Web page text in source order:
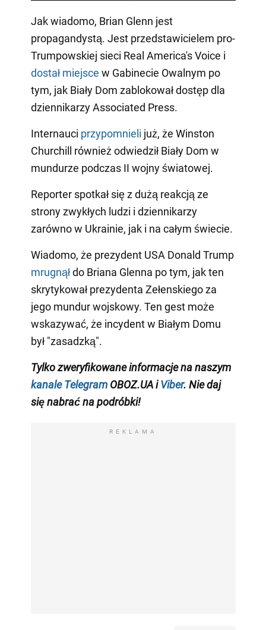
Jak wiadomo, Brian Glenn jest
propagandystą. Jest przedstawicielem pro-
Trumpowskiej sieci Real America's Voice i
dostał miejsce w Gabinecie Owalnym po
tym, jak Biały Dom zablokował dostęp dla
dziennikarzy Associated Press.
Internauci przypomnieli już, że Winston
Churchill również odwiedził Biały Dom w
mundurze podczas II wojny światowej.
Reporter spotkał się z dużą reakcją ze
strony zwykłych ludzi i dziennikarzy
zarówno w Ukrainie, jak i na całym świecie.
Wiadomo, że prezydent USA Donald Trump
mrugnąłdo Briana Glenna po tym, jak ten
skrytykował prezydenta Zełenskiego za
jego mundur wojskowy. Ten gest może
wskazywać, że incydent w Białym Domu
był "zasadzką".
Tylko zweryfikowane informacje na naszym
kanale TelegramOBOZ.UA iViber. Nie daj
się nabrać na podróbki!
REKLAMA